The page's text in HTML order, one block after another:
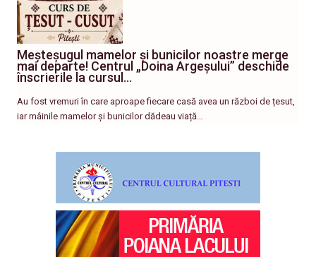
Meșteșugul mamelor și bunicilor noastre merge
mai departe! Centrul „Doina Argeșului” deschide
înscrierile la cursul…
Au fost vremuri în care aproape fiecare casă avea un război de țesut,
iar mâinile mamelor și bunicilor dădeau viață…